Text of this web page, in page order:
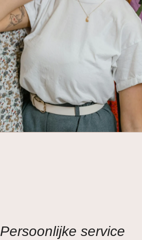
Persoonlijke service